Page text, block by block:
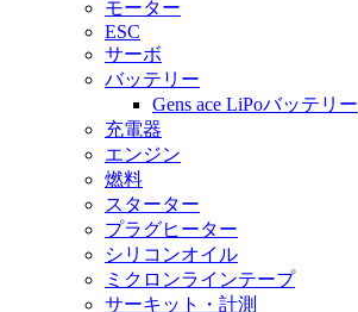
モーター
ESC
サーボ
バッテリー
Gens ace LiPoバッテリー
充電器
エンジン
燃料
スターター
プラグヒーター
シリコンオイル
ミクロンラインテープ
サーキット・計測